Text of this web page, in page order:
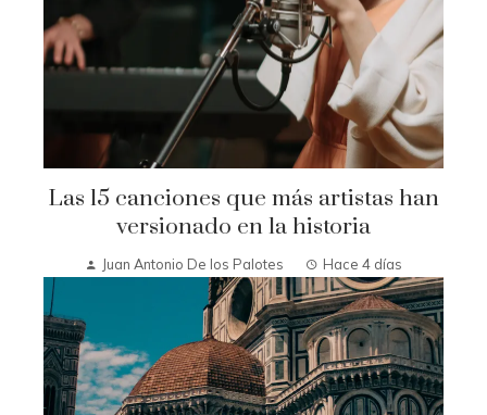
Las 15 canciones que más artistas han
versionado en la historia
Juan Antonio De los Palotes Hace 4 días